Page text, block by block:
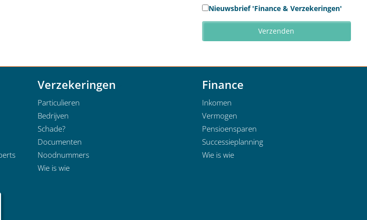
Nieuwsbrief 'Finance & Verzekeringen'
Verzekeringen
Particulieren
Bedrijven
Schade?
Documenten
Noodnummers
Wie is wie
Finance
Inkomen
Vermogen
Pensioensparen
Successieplanning
Wie is wie